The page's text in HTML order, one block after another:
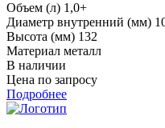
Объем (л) 1,0+
Диаметр внутренний (мм)
Высота (мм) 132
Материал металл
В наличии
Цена по запросу
Подробнее